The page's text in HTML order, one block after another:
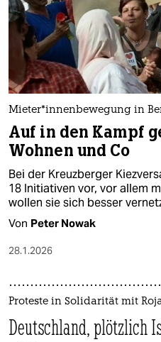
Mie­te­r*in­nen­be­we­gung in
Auf in den Kampf
Wohnen und Co
Bei der Kreuzberger
18 Initiativen vor, vor allem
wollen sie sich besser
Von Peter Nowak
28.1.2026
Proteste in Solidarität mit
Deutschland, plötzlich